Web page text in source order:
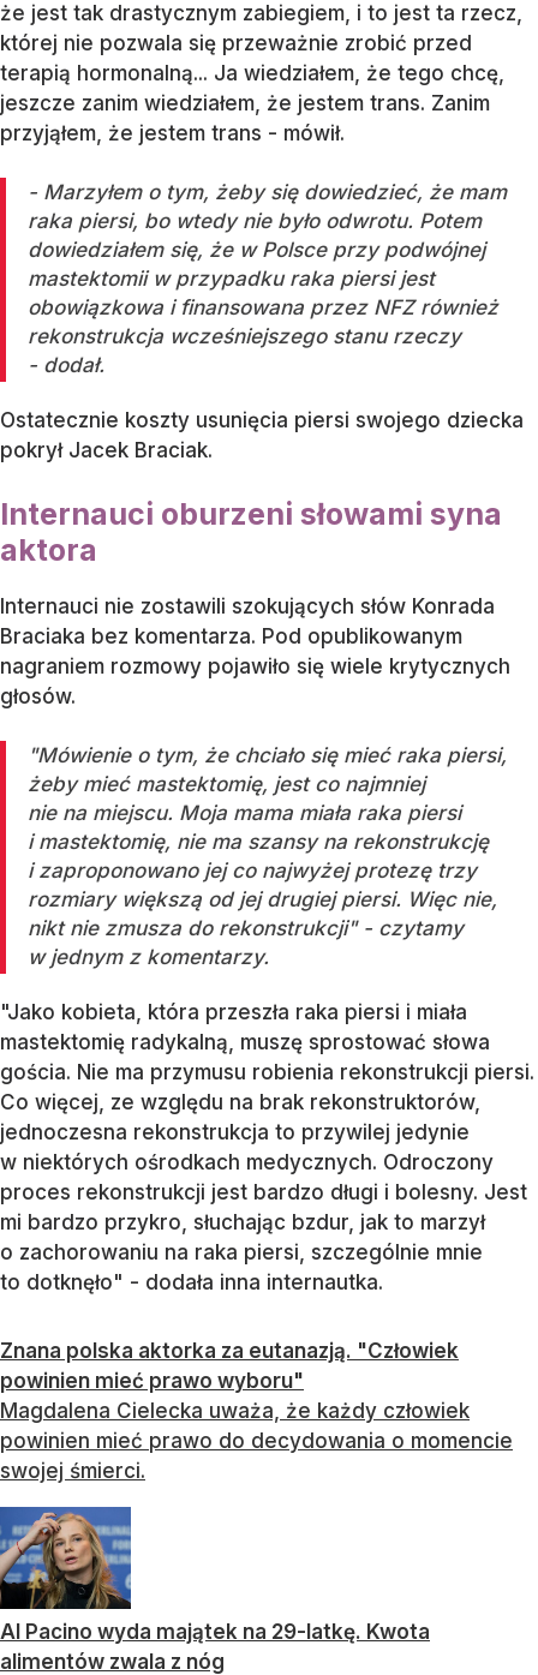
że jest tak drastycznym zabiegiem, i to jest ta rzecz,
której nie pozwala się przeważnie zrobić przed
terapią hormonalną... Ja wiedziałem, że tego chcę,
jeszcze zanim wiedziałem, że jestem trans. Zanim
przyjąłem, że jestem trans - mówił.
- Marzyłem o tym, żeby się dowiedzieć, że mam
raka piersi, bo wtedy nie było odwrotu. Potem
dowiedziałem się, że w Polsce przy podwójnej
mastektomii w przypadku raka piersi jest
obowiązkowa i finansowana przez NFZ również
rekonstrukcja wcześniejszego stanu rzeczy
- dodał.
Ostatecznie koszty usunięcia piersi swojego dziecka
pokrył Jacek Braciak.
Internauci oburzeni słowami syna
aktora
Internauci nie zostawili szokujących słów Konrada
Braciaka bez komentarza. Pod opublikowanym
nagraniem rozmowy pojawiło się wiele krytycznych
głosów.
"Mówienie o tym, że chciało się mieć raka piersi,
żeby mieć mastektomię, jest co najmniej
nie na miejscu. Moja mama miała raka piersi
i mastektomię, nie ma szansy na rekonstrukcję
i zaproponowano jej co najwyżej protezę trzy
rozmiary większą od jej drugiej piersi. Więc nie,
nikt nie zmusza do rekonstrukcji" - czytamy
w jednym z komentarzy.
"Jako kobieta, która przeszła raka piersi i miała
mastektomię radykalną, muszę sprostować słowa
gościa. Nie ma przymusu robienia rekonstrukcji piersi.
Co więcej, ze względu na brak rekonstruktorów,
jednoczesna rekonstrukcja to przywilej jedynie
w niektórych ośrodkach medycznych. Odroczony
proces rekonstrukcji jest bardzo długi i bolesny. Jest
mi bardzo przykro, słuchając bzdur, jak to marzył
o zachorowaniu na raka piersi, szczególnie mnie
to dotknęło" - dodała inna internautka.
Znana polska aktorka za eutanazją. "Człowiek
powinien mieć prawo wyboru"
Magdalena Cielecka uważa, że każdy człowiek
powinien mieć prawo do decydowania o momencie
swojej śmierci.
Al Pacino wyda majątek na 29-latkę. Kwota
alimentów zwala z nóg